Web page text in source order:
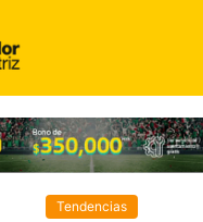
Tendencias